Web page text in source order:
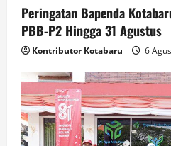
Peringatan Bapenda
PBB-P2 Hingga 31 Agustus
Kontributor Kotabaru 6